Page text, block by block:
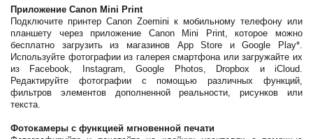
Приложение Canon Mini Print
Подключите принтер Canon Zoemini к мобильному телефону или
планшету через приложение Canon Mini Print, которое можно
бесплатно загрузить из магазинов App Store и Google Play*.
Используйте фотографии из галерея смартфона или загружайте их
из Facebook, Instagram, Google Photos, Dropbox и iCloud.
Редактируйте фотографии с помощью различных функций,
фильтров элементов дополненной реальности, рисунков или
текста.
Фотокамеры с функцией мгновенной печати